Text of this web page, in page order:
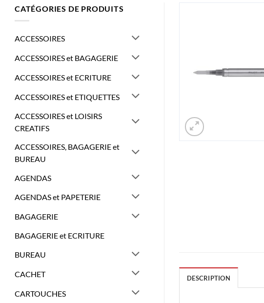
CATÉGORIES DE PRODUITS
ACCESSOIRES
ACCESSOIRES et BAGAGERIE
ACCESSOIRES et ECRITURE
ACCESSOIRES et ETIQUETTES
ACCESSOIRES et LOISIRS
CREATIFS
ACCESSOIRES, BAGAGERIE et
BUREAU
AGENDAS
AGENDAS et PAPETERIE
BAGAGERIE
BAGAGERIE et ECRITURE
BUREAU
CACHET
CARTOUCHES
DESCRIPTION